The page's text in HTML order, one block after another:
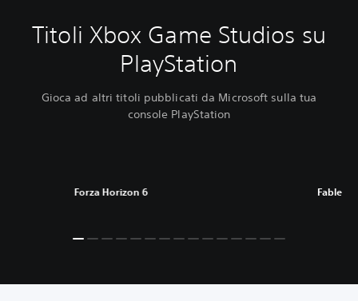
Titoli Xbox Game Studios su
PlayStation
Gioca ad altri titoli pubblicati da Microsoft sulla tua
console PlayStation
Forza Horizon 6 Fable